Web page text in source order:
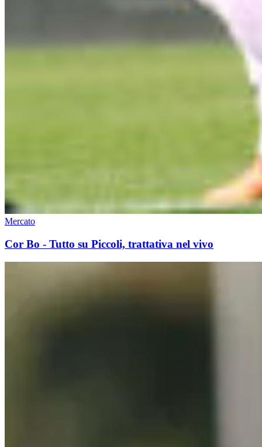
Mercato
Cor Bo - Tutto su Piccoli, trattativa nel vivo